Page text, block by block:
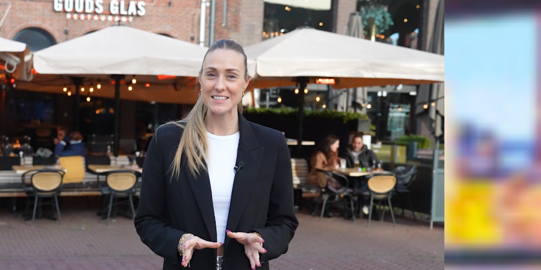
Flammkuchen:
Klassiek
met ham en kaas
Caprese
met mozzarella, tomaat en basilicumpesto
Specials:
‘Gouds Glas’ cheeseburger (+ €5)
met briochebroodje, runderburger, kaas, huisgemaakte burgersaus, ijsbergsla, augurk,
frites, mayonaise en pulled pork
Chef’s special (+ €5)
met een wisselende special
Caesar salade kip (+ €5)